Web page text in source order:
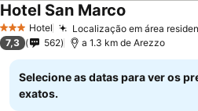
3 EstrelasHotel Localização em área
Hotel San Marco
7,3 562 a 1.3 km de Arezzo
Selecione as datas para ver os
exatos.